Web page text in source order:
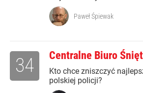
Paweł Śpiewak
Centralne Biuro
Kto chce zniszczyć
polskiej policji?
34